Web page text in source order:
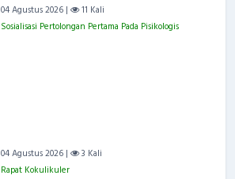
04 Agustus 2026 |
11 Kali
Sosialisasi Pertolongan Pertama Pada Pisikologis
04 Agustus 2026 |
3 Kali
Rapat Kokulikuler